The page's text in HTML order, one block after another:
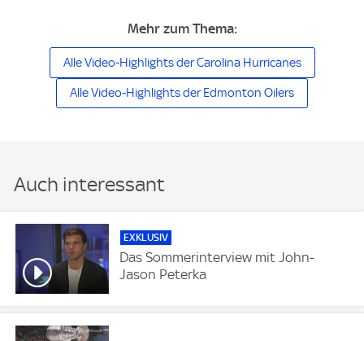
Mehr zum Thema:
Alle Video-Highlights der Carolina Hurricanes
Alle Video-Highlights der Edmonton Oilers
Auch interessant
EXKLUSIV
Das Sommerinterview mit John-
Jason Peterka